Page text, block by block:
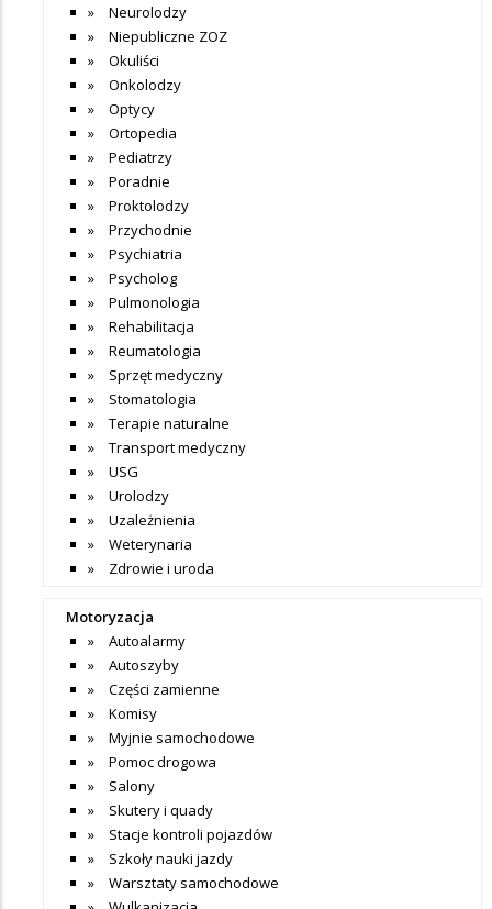
Neurolodzy
Niepubliczne ZOZ
Okuliści
Onkolodzy
Optycy
Ortopedia
Pediatrzy
Poradnie
Proktolodzy
Przychodnie
Psychiatria
Psycholog
Pulmonologia
Rehabilitacja
Reumatologia
Sprzęt medyczny
Stomatologia
Terapie naturalne
Transport medyczny
USG
Urolodzy
Uzależnienia
Weterynaria
Zdrowie i uroda
Motoryzacja
Autoalarmy
Autoszyby
Części zamienne
Komisy
Myjnie samochodowe
Pomoc drogowa
Salony
Skutery i quady
Stacje kontroli pojazdów
Szkoły nauki jazdy
Warsztaty samochodowe